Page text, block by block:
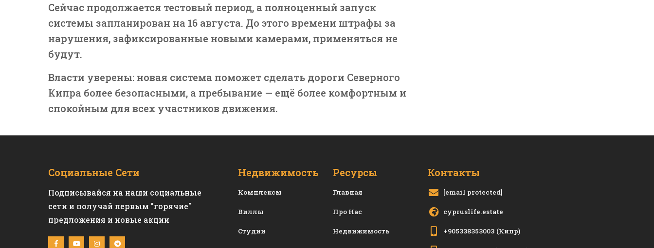
Сейчас продолжается тестовый период, а полноценный запуск
системы запланирован на 16 августа. До этого времени штрафы за
нарушения, зафиксированные новыми камерами, применяться не
будут.
Власти уверены: новая система поможет сделать дороги Северного
Кипра более безопасными, а пребывание — ещё более комфортным и
спокойным для всех участников движения.
Социальные Сети
Подписывайся на наши социальные
сети и получай первым "горячие"
предложения и новые акции
Недвижимость
Комплексы
Виллы
Студии
Ресурсы
Главная
Про Нас
Недвижимость
Контакты
[email protected]
cypruslife.estate
+905338353003 (Кипр)